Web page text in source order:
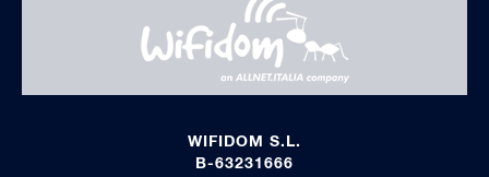
WIFIDOM S.L.
B-63231666